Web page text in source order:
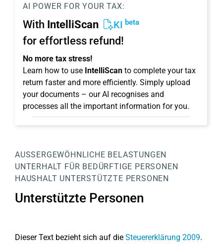
AI POWER FOR YOUR TAX:
With IntelliScan KI beta
for effortless refund!
No more tax stress!
Learn how to use IntelliScan to complete your tax
return faster and more efficiently. Simply upload
your documents – our AI recognises and
processes all the important information for you.
AUSSERGEWÖHNLICHE BELASTUNGEN
UNTERHALT FÜR BEDÜRFTIGE PERSONEN
HAUSHALT UNTERSTÜTZTE PERSONEN
Unterstützte Personen
Dieser Text bezieht sich auf die Steuererklärung 2009.